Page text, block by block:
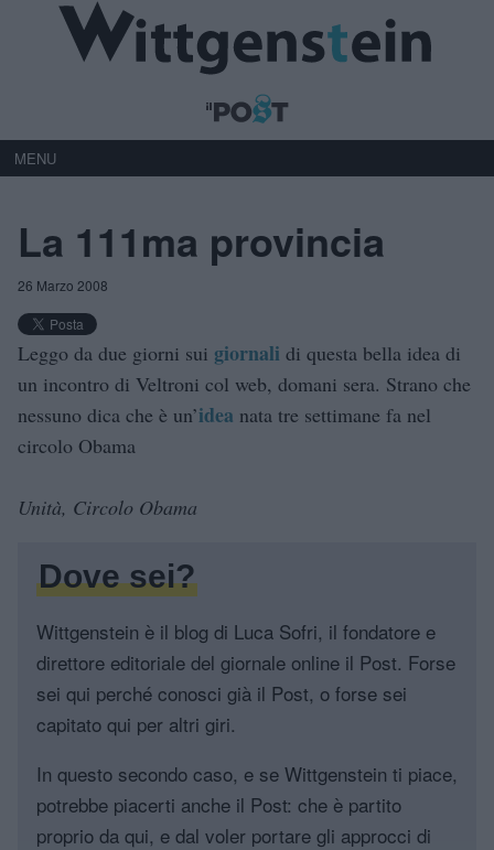
MENU
La 111ma provincia
26 Marzo 2008
Leggo da due giorni sui giornali di questa bella idea di
un incontro di Veltroni col web, domani sera. Strano che
nessuno dica che è un’idea nata tre settimane fa nel
circolo Obama
Unità, Circolo Obama
Dove sei?
Wittgenstein è il blog di Luca Sofri, il fondatore e
direttore editoriale del giornale online il Post. Forse
sei qui perché conosci già il Post, o forse sei
capitato qui per altri giri.
In questo secondo caso, e se Wittgenstein ti piace,
potrebbe piacerti anche il Post: che è partito
proprio da qui, e dal voler portare gli approcci di